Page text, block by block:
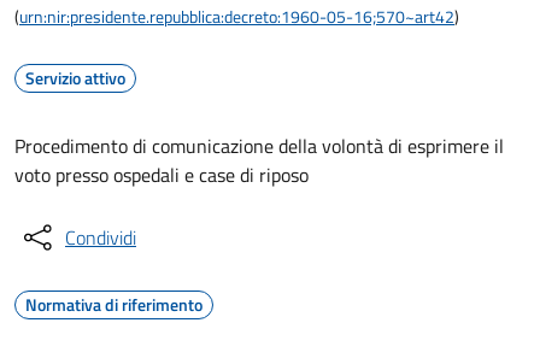
(urn:nir:presidente.repubblica:decreto:1960-05-16;570~art42)
Servizio attivo
Procedimento di comunicazione della volontà di esprimere il
voto presso ospedali e case di riposo
Condividi
Normativa di riferimento